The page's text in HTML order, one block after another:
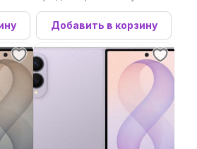
Добавить в корзину